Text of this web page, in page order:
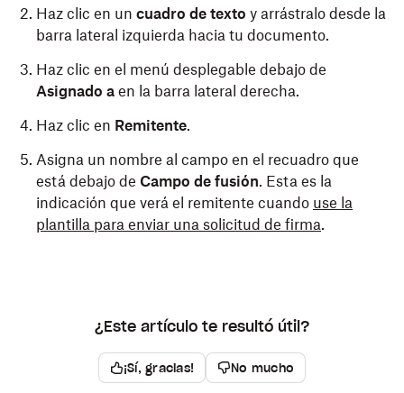
Haz clic en un cuadro de texto y arrástralo desde la
barra lateral izquierda hacia tu documento.
Haz clic en el menú desplegable debajo de
Asignado a en la barra lateral derecha.
Haz clic en Remitente.
Asigna un nombre al campo en el recuadro que
está debajo de Campo de fusión. Esta es la
indicación que verá el remitente cuando use la
plantilla para enviar una solicitud de firma.
¿Este artículo te resultó útil?
¡Sí, gracias! No mucho